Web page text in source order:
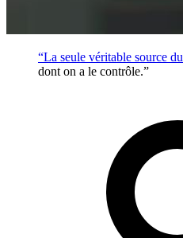
“La seule véritable source du
dont on a le contrôle.”